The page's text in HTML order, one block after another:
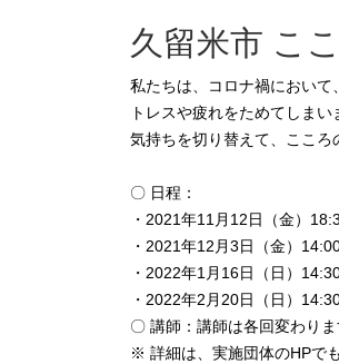
久留米市 こ
私たちは、コロナ禍において、不安や恐怖、ネガティブな考えに陥りがちです。また様々な生活の変化によって、ス
トレスや疲れをためてしま
気持ちを切り替えて、こころ
〇 日程：
・2021年11月12日（金）
・2021年12月3日（金）
・2022年1月16日（日）
・2022年2月20日（日）
〇 講師：講師は各回変わりま
※ 詳細は、実施団体のHPで